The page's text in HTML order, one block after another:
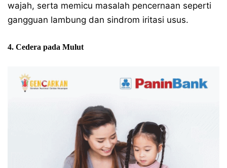
wajah, serta memicu masalah pencernaan seperti
gangguan lambung dan sindrom iritasi usus.
4. Cedera pada Mulut